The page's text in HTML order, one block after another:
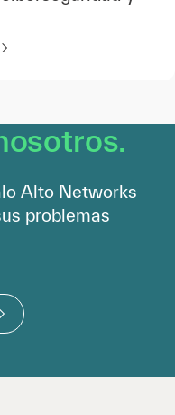
Alto Networks
problemas